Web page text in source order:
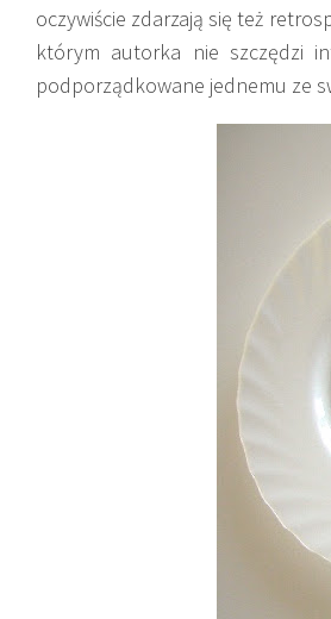
oczywiście zdarzają się też
którym autorka nie szczędzi
podporządkowane jednemu ze